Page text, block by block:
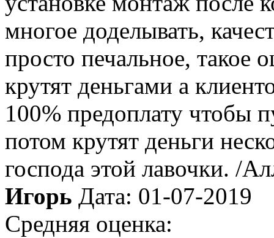
многое доделывать,
просто печальное,
крутят деньгами а
100% предоплату чтобы
потом крутят деньги
господа этой лавочки. /
Игорь Дата: 01-07-2019
Средняя оценка: